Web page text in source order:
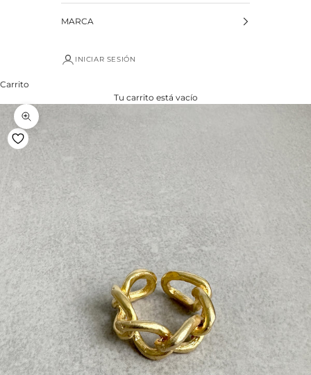
MARCA
INICIAR SESIÓN
Carrito
Tu carrito está vacío
Zoom na imagem